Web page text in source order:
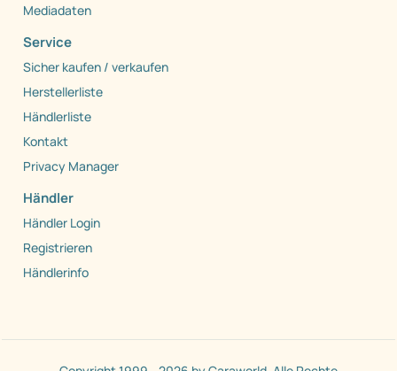
Mediadaten
Service
Sicher kaufen / verkaufen
Herstellerliste
Händlerliste
Kontakt
Privacy Manager
Händler
Händler Login
Registrieren
Händlerinfo